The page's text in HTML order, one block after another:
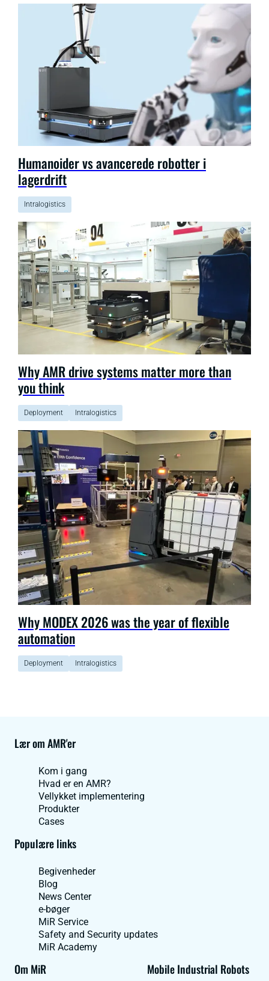
Humanoider vs avancerede robotter i
lagerdrift
Intralogistics
Why AMR drive systems matter more than
you think
Deployment Intralogistics
Why MODEX 2026 was the year of flexible
automation
Deployment Intralogistics
Lær om AMR'er
Kom i gang
Hvad er en AMR?
Vellykket implementering
Produkter
Cases
Populære links
Begivenheder
Blog
News Center
e-bøger
MiR Service
Safety and Security updates
MiR Academy
Om MiR Mobile Industrial Robots